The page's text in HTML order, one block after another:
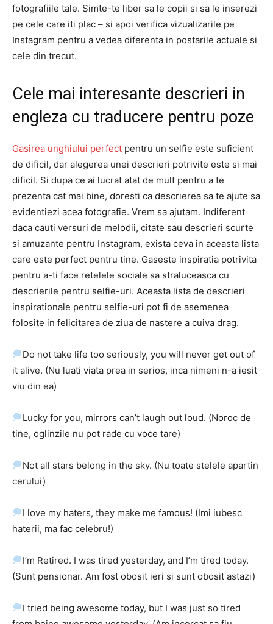
fotografiile tale. Simte-te liber sa le copii si sa le inserezi
pe cele care iti plac – si apoi verifica vizualizarile pe
Instagram pentru a vedea diferenta in postarile actuale si
cele din trecut.
Cele mai interesante descrieri in
engleza cu traducere pentru poze
Gasirea unghiului perfect pentru un selfie este suficient
de dificil, dar alegerea unei descrieri potrivite este si mai
dificil. Si dupa ce ai lucrat atat de mult pentru a te
prezenta cat mai bine, doresti ca descrierea sa te ajute sa
evidentiezi acea fotografie. Vrem sa ajutam. Indiferent
daca cauti versuri de melodii, citate sau descrieri scurte
si amuzante pentru Instagram, exista ceva in aceasta lista
care este perfect pentru tine. Gaseste inspiratia potrivita
pentru a-ti face retelele sociale sa straluceasca cu
descrierile pentru selfie-uri. Aceasta lista de descrieri
inspirationale pentru selfie-uri pot fi de asemenea
folosite in felicitarea de ziua de nastere a cuiva drag.
Do not take life too seriously, you will never get out of
it alive. (Nu luati viata prea in serios, inca nimeni n-a iesit
viu din ea)
Lucky for you, mirrors can’t laugh out loud. (Noroc de
tine, oglinzile nu pot rade cu voce tare)
Not all stars belong in the sky. (Nu toate stelele apartin
cerului)
I love my haters, they make me famous! (Imi iubesc
haterii, ma fac celebru!)
I’m Retired. I was tired yesterday, and I’m tired today.
(Sunt pensionar. Am fost obosit ieri si sunt obosit astazi)
I tried being awesome today, but I was just so tired